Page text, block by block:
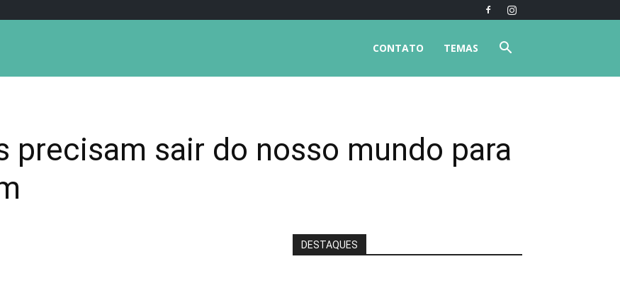
TEMAS
CONTATO
precisam sair do nosso mundo para
DESTAQUES